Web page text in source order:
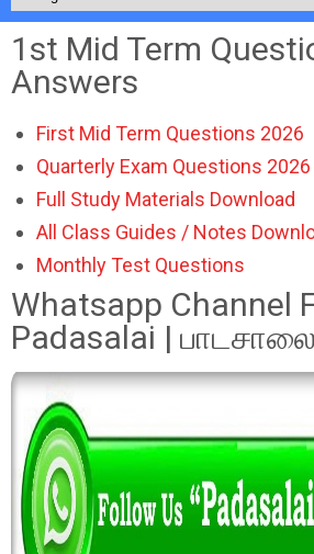
1st Mid Term
Answers
First Mid Term Questions 2026
Quarterly Exam Questions 2026
Full Study Materials Download
All Class Guides / Notes
Monthly Test Questions
Whatsapp Channel
Padasalai |